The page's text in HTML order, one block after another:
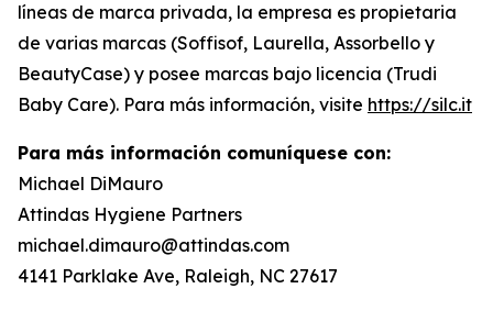
líneas de marca privada, la empresa es propietaria
de varias marcas (Soffisof, Laurella, Assorbello y
BeautyCase) y posee marcas bajo licencia (Trudi
Baby Care). Para más información, visite https://silc.it
Para más información comuníquese con:
Michael DiMauro
Attindas Hygiene Partners
michael.dimauro@attindas.com
4141 Parklake Ave, Raleigh, NC 27617